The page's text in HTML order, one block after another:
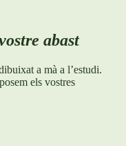
abast
a mà a l’estudi.
els vostres